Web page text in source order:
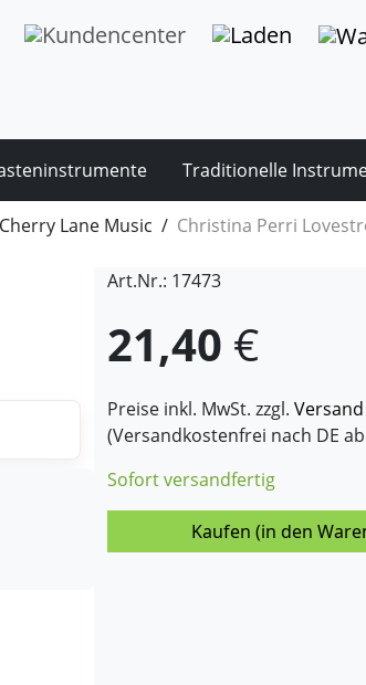
Traditionelle
Cherry Lane Music Christina Perri
Art.Nr.: 17473
21,40 €
Preise inkl. MwSt. zzgl. Versand
(Versandkostenfrei nach DE ab
Sofort versandfertig
Kaufen (in den